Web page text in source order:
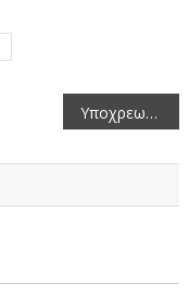
Υποχρεωτική η Άσκηση Εκλογικού Δικαιώματος